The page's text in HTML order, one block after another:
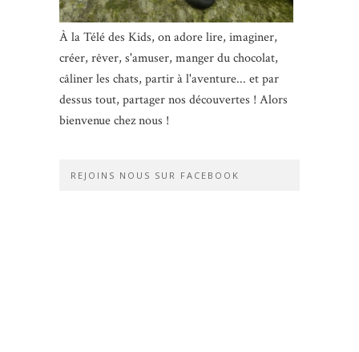
À la Télé des Kids, on adore lire, imaginer,
créer, rêver, s'amuser, manger du chocolat,
câliner les chats, partir à l'aventure... et par
dessus tout, partager nos découvertes ! Alors
bienvenue chez nous !
REJOINS NOUS SUR FACEBOOK